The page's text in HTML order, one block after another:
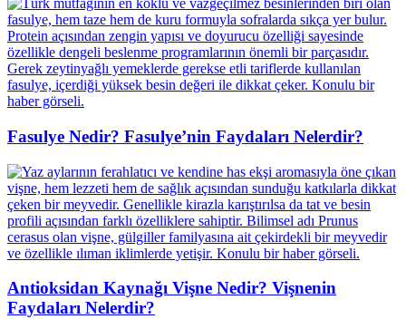
Fasulye Nedir? Fasulye’nin Faydaları Nelerdir?
Antioksidan Kaynağı Vişne Nedir? Vişnenin
Faydaları Nelerdir?